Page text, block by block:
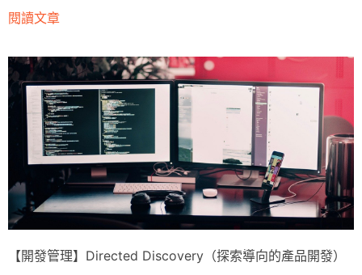
閱讀文章
【開發管理】Directed Discovery（探索導向的產品開發）